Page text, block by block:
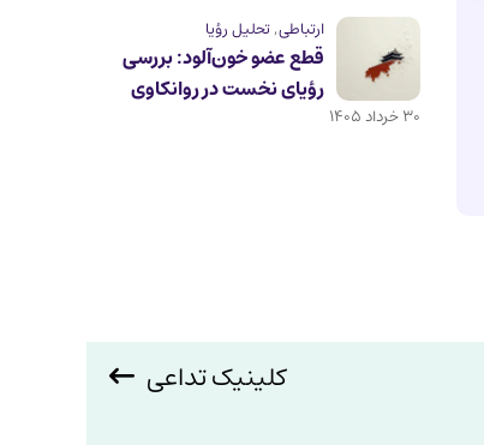
ارتباطی,تحلیل رؤیا
قطع عضو خون‌آلود: بررسی
رؤیای نخست در روانکاوی
۳۰ خرداد ۱۴۰۵
کلینیک تداعی